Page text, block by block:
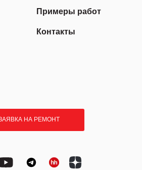
Примеры работ
Контакты
НА РЕМОНТ